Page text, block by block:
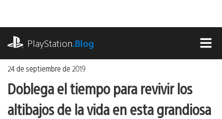
contenido
PlayStation.Blog
24 de septiembre de 2019
Doblega el tiempo para revivir los
altibajos de la vida en esta grandiosa